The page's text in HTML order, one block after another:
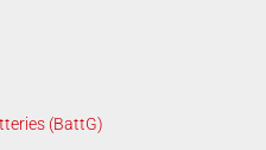
(BattG)